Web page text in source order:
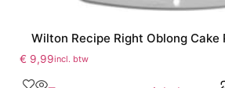
Wilton Recipe Right Oblong
€ 9,99incl. btw